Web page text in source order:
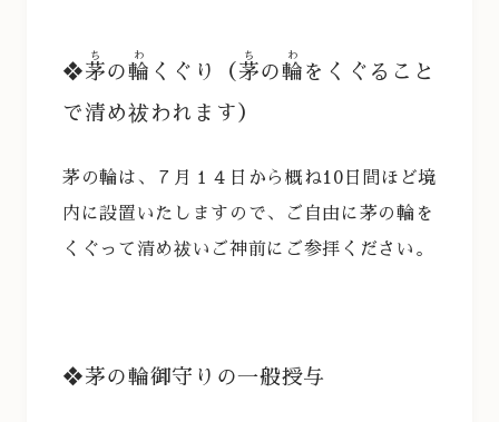
❖茅
ち
の輪
わ
くぐり（ 茅
ち
の輪
わ
をくぐること
で清め祓われます）
茅の輪は、７月１４日から概ね10日間ほど境
内に設置いたしますので、ご自由に茅の輪を
くぐって清め祓いご神前にご参拝ください。
❖茅の輪御守りの一般授与